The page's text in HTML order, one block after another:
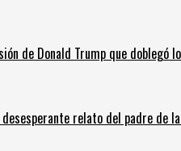
de Donald Trump que doblegó
relato del padre de